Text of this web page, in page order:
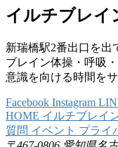
イルチブレイ
新瑞橋駅2番出口を出
ブレイン体操・呼吸
意識を向ける時間を
Facebook Instagram
HOME イルチブレイ
質問 イベント プライ